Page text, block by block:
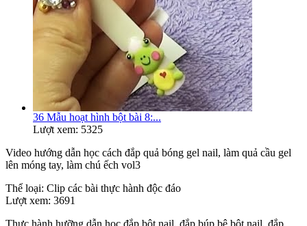
36 Mẫu hoạt hình bột bài 8:...
Lượt xem: 5325
Video hướng dẫn học cách đắp quả bóng gel nail, làm quả cầu gel
lên móng tay, làm chú ếch vol3
Thể loại: Clip các bài thực hành độc đáo
Lượt xem: 3691